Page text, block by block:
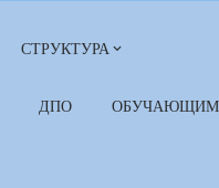
СТРУКТУРА
ДПО